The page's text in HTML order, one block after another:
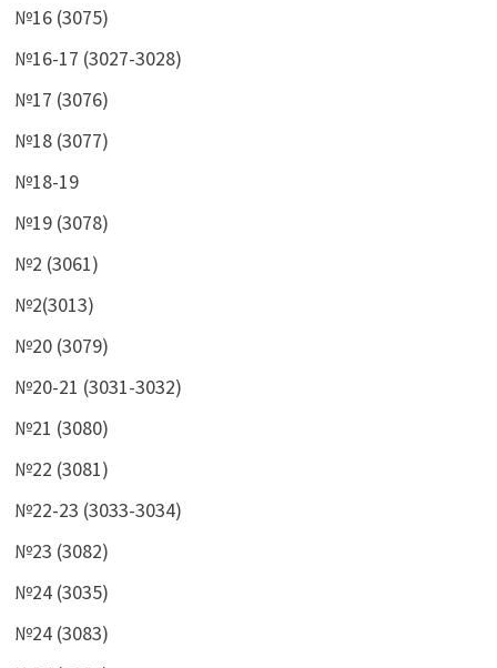
№16 (3075)
№16-17 (3027-3028)
№17 (3076)
№18 (3077)
№18-19
№19 (3078)
№2 (3061)
№2(3013)
№20 (3079)
№20-21 (3031-3032)
№21 (3080)
№22 (3081)
№22-23 (3033-3034)
№23 (3082)
№24 (3035)
№24 (3083)